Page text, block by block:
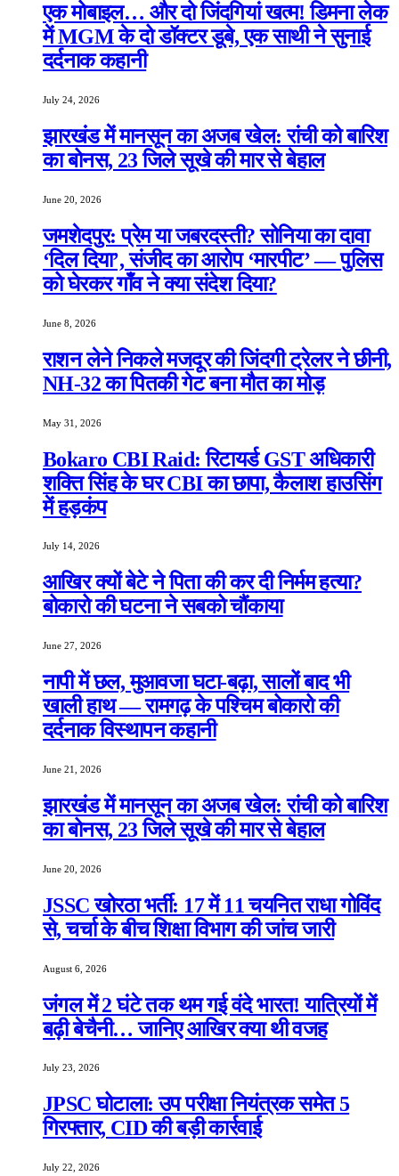
एक मोबाइल… और दो जिंदगियां खत्म! डिमना लेक
में MGM के दो डॉक्टर डूबे, एक साथी ने सुनाई
दर्दनाक कहानी
July 24, 2026
झारखंड में मानसून का अजब खेल: रांची को बारिश
का बोनस, 23 जिले सूखे की मार से बेहाल
June 20, 2026
जमशेदपुर: प्रेम या जबरदस्ती? सोनिया का दावा
‘दिल दिया’, संजीद का आरोप ‘मारपीट’ — पुलिस
को घेरकर गाँव ने क्या संदेश दिया?
June 8, 2026
राशन लेने निकले मजदूर की जिंदगी ट्रेलर ने छीनी,
NH-32 का पितकी गेट बना मौत का मोड़
May 31, 2026
Bokaro CBI Raid: रिटायर्ड GST अधिकारी
शक्ति सिंह के घर CBI का छापा, कैलाश हाउसिंग
में हड़कंप
July 14, 2026
आखिर क्यों बेटे ने पिता की कर दी निर्मम हत्या?
बोकारो की घटना ने सबको चौंकाया
June 27, 2026
नापी में छल, मुआवजा घटा-बढ़ा, सालों बाद भी
खाली हाथ — रामगढ़ के पश्चिम बोकारो की
दर्दनाक विस्थापन कहानी
June 21, 2026
झारखंड में मानसून का अजब खेल: रांची को बारिश
का बोनस, 23 जिले सूखे की मार से बेहाल
June 20, 2026
JSSC खोरठा भर्ती: 17 में 11 चयनित राधा गोविंद
से, चर्चा के बीच शिक्षा विभाग की जांच जारी
August 6, 2026
जंगल में 2 घंटे तक थम गई वंदे भारत! यात्रियों में
बढ़ी बेचैनी… जानिए आखिर क्या थी वजह
July 23, 2026
JPSC घोटाला: उप परीक्षा नियंत्रक समेत 5
गिरफ्तार, CID की बड़ी कार्रवाई
July 22, 2026